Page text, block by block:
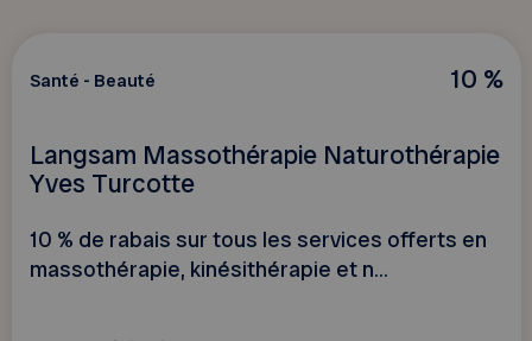
10 %
Santé - Beauté
Langsam Massothérapie Naturothérapie
Yves Turcotte
10 % de rabais sur tous les services offerts en
massothérapie, kinésithérapie et n...